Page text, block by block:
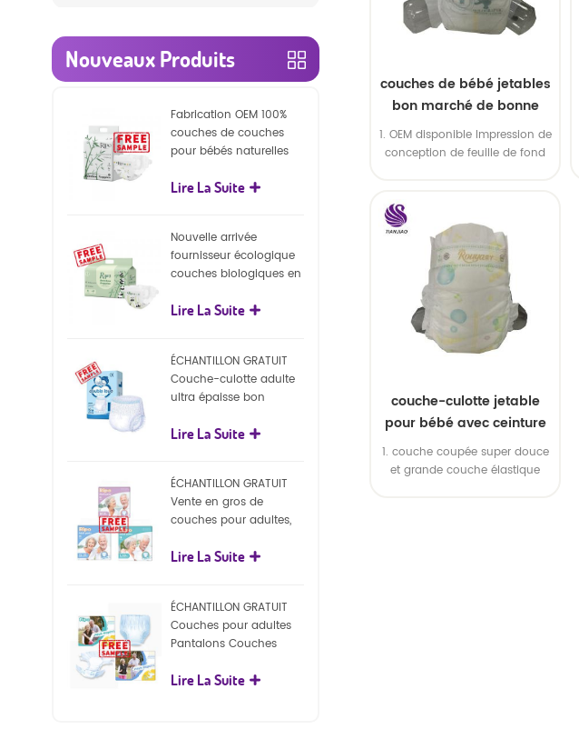
couches de bébé jetables
bon marché de bonne
qualité de la Chine
1. OEM disponible Impression de
conception de feuille de fond
couche-culotte jetable
pour bébé avec ceinture
élastique
1. couche coupée super douce
et grande couche élastique
Nouveaux Produits
Fabrication OEM 100%
couches de couches
pour bébés naturelles
écologiques
Lire La Suite
Nouvelle arrivée
fournisseur écologique
couches biologiques en
biodégradables pour
Lire La Suite
ÉCHANTILLON GRATUIT
Couche-culotte adulte
ultra épaisse bon
jetable pour adulte
Lire La Suite
ÉCHANTILLON GRATUIT
Vente en gros de
couches pour adultes,
adultes
Lire La Suite
ÉCHANTILLON GRATUIT
Couches pour adultes
Pantalons Couches
pour adultes
Lire La Suite